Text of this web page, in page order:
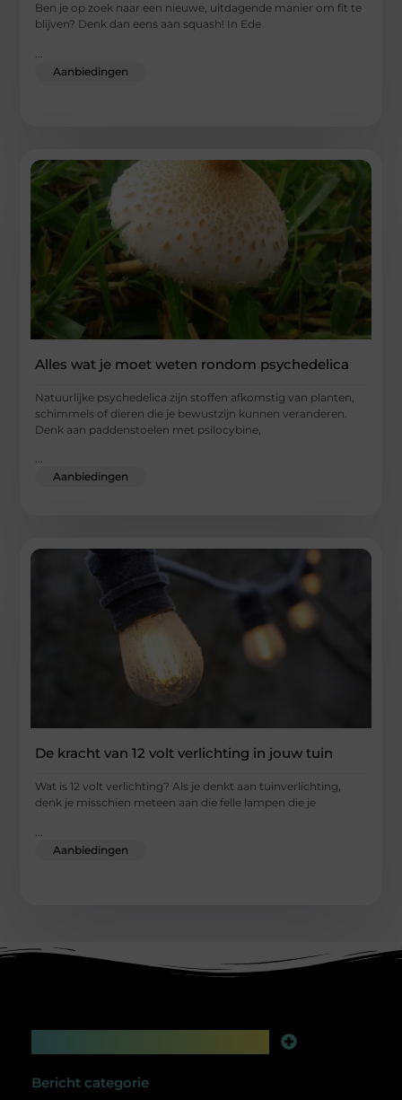
Ben je op zoek naar een nieuwe, uitdagende manier om fit te
blijven? Denk dan eens aan squash! In Ede
Aanbiedingen
Alles wat je moet weten rondom psychedelica
Natuurlijke psychedelica zijn stoffen afkomstig van planten,
schimmels of dieren die je bewustzijn kunnen veranderen.
Denk aan paddenstoelen met psilocybine,
...
Aanbiedingen
De kracht van 12 volt verlichting in jouw tuin
Wat is 12 volt verlichting? Als je denkt aan tuinverlichting,
denk je misschien meteen aan die felle lampen die je
Aanbiedingen
Bericht categorie